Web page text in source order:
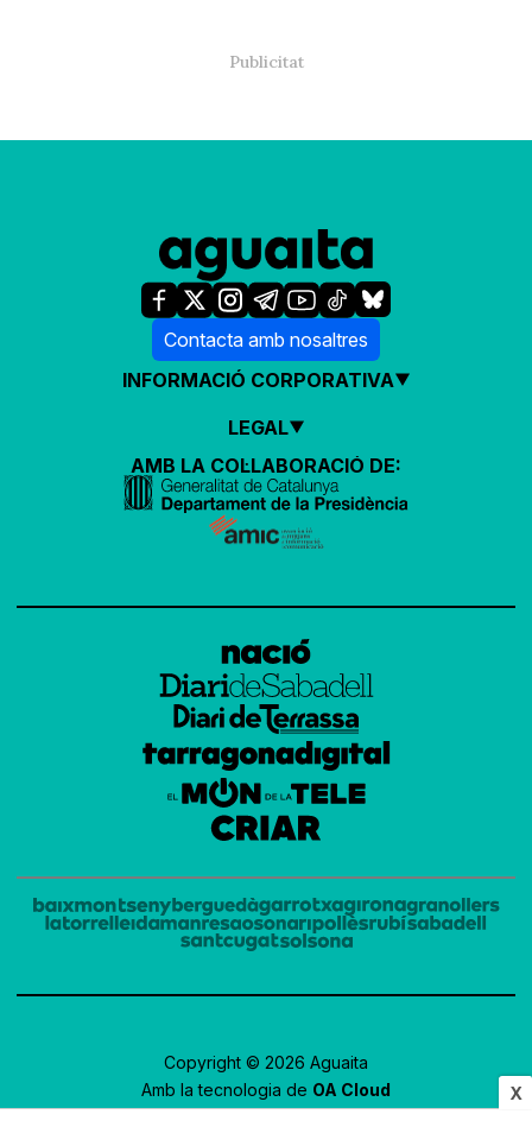
X
Contacta amb nosaltres
INFORMACIÓ CORPORATIVA
LEGAL
AMB LA COL·LABORACIÓ DE:
Copyright © 2026 Aguaita
Amb la tecnologia de OA Cloud